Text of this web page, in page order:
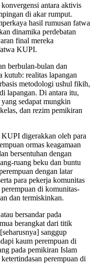
antara aktivis
di akar rumput.
hasil rumusan fatwa
dinamika perdebatan
final mereka
KUPI.
berbulan-bulan dan
kutub: realitas lapangan
metodologi ushul fikih,
lapangan. Di antara itu,
sedapat mungkin
dan rezim pemikiran
digerakkan oleh para
ormas keagamaan
bersentuhan dengan
ruang beku dan buntu
dengan latar
para pekerja komunitas
di komunitas-
dan termiskinkan.
bersandar pada
berangkat dari titik
sanggup
kaum perempuan di
pada pemikiran Islam
perempuan di